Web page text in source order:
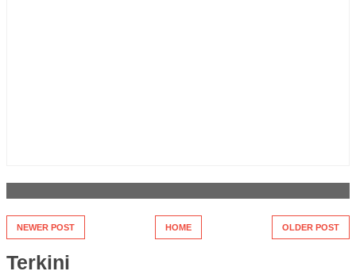
NEWER POST OLDER POST
HOME
Terkini